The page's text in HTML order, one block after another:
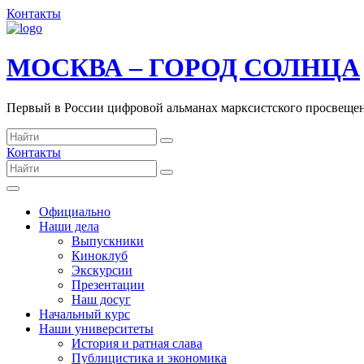
Контакты
МОСКВА – ГОРОД СОЛНЦА
Первый в России цифровой альманах марксистского
Контакты
Официально
Наши дела
Выпускники
Киноклуб
Экскурсии
Презентации
Наш досуг
Начальный курс
Наши университеты
История и ратная слава
Публицистика и экономика